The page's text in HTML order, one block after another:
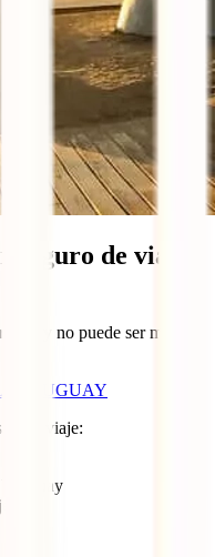
seguro de viaje
no puede ser más
A URUGUAY
de tu viaje:
Uruguay